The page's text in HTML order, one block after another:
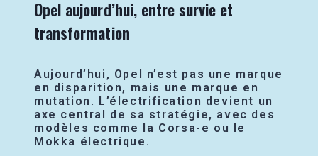
Opel aujourd’hui, entre survie et
transformation
Aujourd’hui, Opel n’est pas une marque
en disparition, mais une marque en
mutation. L’électrification devient un
axe central de sa stratégie, avec des
modèles comme la Corsa-e ou le
Mokka électrique.